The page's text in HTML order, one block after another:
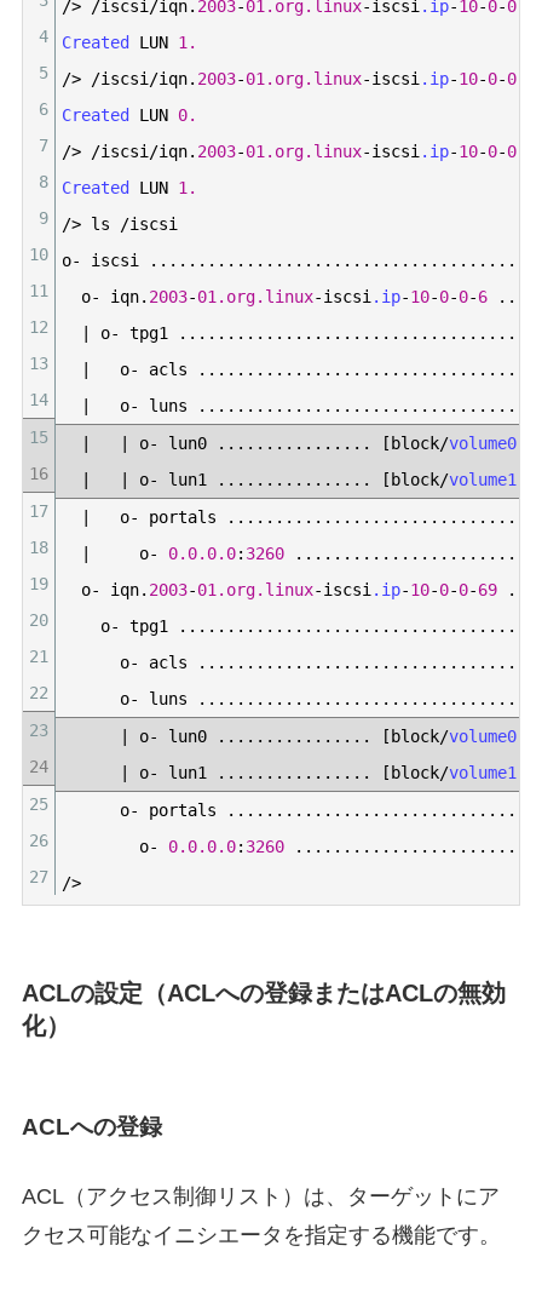
4
5
6
7
8
9
10
11
12
13
14
15
16
17
18
19
20
21
22
23
24
25
26
27
/> /iscsi /iqn. 2003-01.org.linux-iscsi .ip-10-0-0-
Created LUN 1.
/> /iscsi /iqn. 2003-01.org.linux-iscsi .ip-10-0-0-
Created LUN 0.
/> /iscsi /iqn. 2003-01.org.linux-iscsi .ip-10-0-0-
Created LUN 1.
/> ls /iscsi
o- iscsi . . . . . . . . . . . . . . . . . . . . . . . . . . . . . . . . . . . . . .
o- iqn. 2003-01.org.linux-iscsi .ip-10-0-0-6 . .
o- tpg1 . . . . . . . . . . . . . . . . . . . . . . . . . . . . . . . . . . .
o- acls . . . . . . . . . . . . . . . . . . . . . . . . . . . . . . . . .
o- luns . . . . . . . . . . . . . . . . . . . . . . . . . . . . . . . . .
o- lun0 . . . . . . . . . . . . . . . . [ block/volume0
o- lun1 . . . . . . . . . . . . . . . . [ block/volume1
o- portals . . . . . . . . . . . . . . . . . . . . . . . . . . . . . .
o- 0.0.0.0: 3260 . . . . . . . . . . . . . . . . . . . . . . .
o- iqn. 2003-01.org.linux-iscsi .ip-10-0-0-69 .
o- tpg1 . . . . . . . . . . . . . . . . . . . . . . . . . . . . . . . . . . .
o- acls . . . . . . . . . . . . . . . . . . . . . . . . . . . . . . . . .
o- luns . . . . . . . . . . . . . . . . . . . . . . . . . . . . . . . . .
o- lun0 . . . . . . . . . . . . . . . . [ block/volume0
o- lun1 . . . . . . . . . . . . . . . . [ block/volume1
o- portals . . . . . . . . . . . . . . . . . . . . . . . . . . . . . .
o- 0.0.0.0: 3260 . . . . . . . . . . . . . . . . . . . . . . .
/>
ACLの設定（ACLへの登録またはACLの無効
化）
ACLへの登録
ACL（アクセス制御リスト）は、ターゲットにア
クセス可能なイニシエータを指定する機能です。